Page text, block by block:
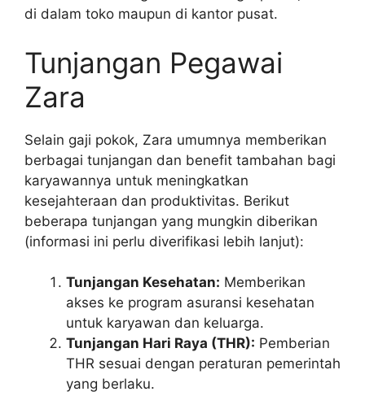
di dalam toko maupun di kantor pusat.
Tunjangan Pegawai
Zara
Selain gaji pokok, Zara umumnya memberikan
berbagai tunjangan dan benefit tambahan bagi
karyawannya untuk meningkatkan
kesejahteraan dan produktivitas. Berikut
beberapa tunjangan yang mungkin diberikan
(informasi ini perlu diverifikasi lebih lanjut):
Tunjangan Kesehatan: Memberikan
akses ke program asuransi kesehatan
untuk karyawan dan keluarga.
Tunjangan Hari Raya (THR): Pemberian
THR sesuai dengan peraturan pemerintah
yang berlaku.